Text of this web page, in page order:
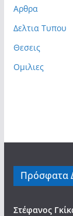
Αρθρα
Δελτια Τυπου
Θεσεις
Ομιλιες
Πρόσφατα
Στέφανος